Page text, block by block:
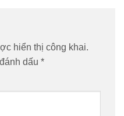
hiển thị công khai.
dấu *